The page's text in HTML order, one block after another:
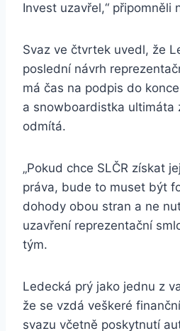
Invest uzavřel,“ připomněli
Svaz ve čtvrtek uvedl, že
poslední návrh
má čas na podpis do
a snowboardistka ultimáta
odmítá.
„Pokud chce SLČR získat
práva, bude to muset být
dohody obou stran a ne
uzavření reprezentační
tým.
Ledecká prý jako jednu z
že se vzdá veškeré
svazu včetně poskytnutí